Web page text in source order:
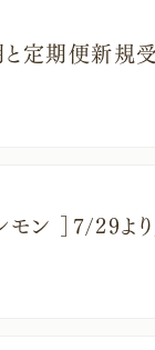
と定期便新規
モン ］7/29よ